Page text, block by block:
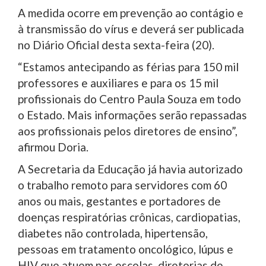
A medida ocorre em prevenção ao contágio e
à transmissão do vírus e deverá ser publicada
no Diário Oficial desta sexta-feira (20).
“Estamos antecipando as férias para 150 mil
professores e auxiliares e para os 15 mil
profissionais do Centro Paula Souza em todo
o Estado. Mais informações serão repassadas
aos profissionais pelos diretores de ensino”,
afirmou Doria.
A Secretaria da Educação já havia autorizado
o trabalho remoto para servidores com 60
anos ou mais, gestantes e portadores de
doenças respiratórias crônicas, cardiopatias,
diabetes não controlada, hipertensão,
pessoas em tratamento oncológico, lúpus e